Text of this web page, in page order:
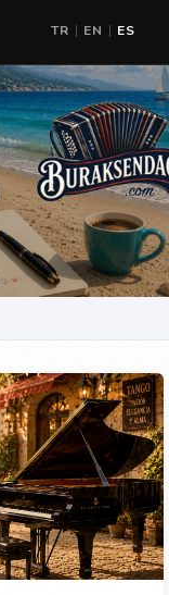
TR | EN | ES